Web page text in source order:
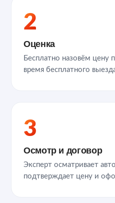
2
Оценка
Бесплатно назовём цену
время бесплатного
3
Осмотр и договор
Эксперт осматривает
подтверждает цену и